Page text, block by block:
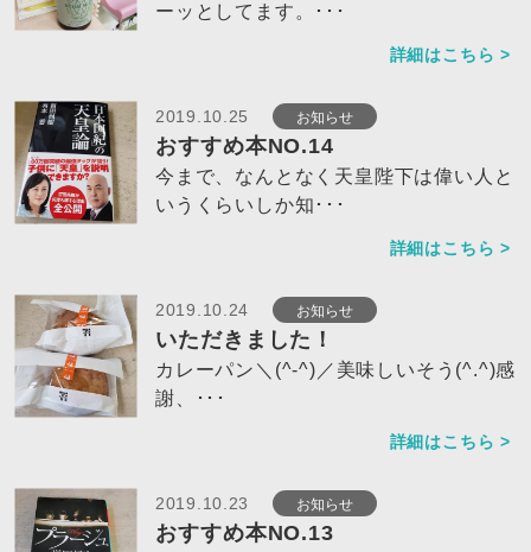
ーッとしてます。･･･
詳細はこちら >
2019.10.25 お知らせ
おすすめ本NO.14
今まで、なんとなく天皇陛下は偉い人と
いうくらいしか知･･･
詳細はこちら >
2019.10.24 お知らせ
いただきました！
カレーパン＼(^-^)／美味しいそう(^.^)感
謝、･･･
詳細はこちら >
2019.10.23 お知らせ
おすすめ本NO.13